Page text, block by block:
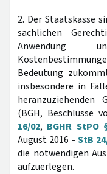
2. Der Staatskasse
sachlichen
Anwendung
Bedeutung
insbesondere in
(BGH, Beschlüsse
16/02, BGHR StPO
August 2016 - StB
die notwendigen
aufzuerlegen.